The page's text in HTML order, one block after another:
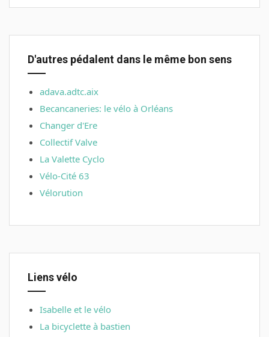
D'autres pédalent dans le même bon sens
adava.adtc.aix
Becancaneries: le vélo à Orléans
Changer d'Ere
Collectif Valve
La Valette Cyclo
Vélo-Cité 63
Vélorution
Liens vélo
Isabelle et le vélo
La bicyclette à bastien